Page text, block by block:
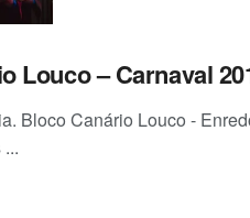
Louco – Carnaval
Bloco Canário Louco -